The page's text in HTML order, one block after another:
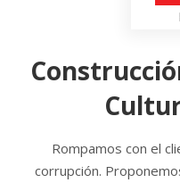
Rompamos con el
corrupción.